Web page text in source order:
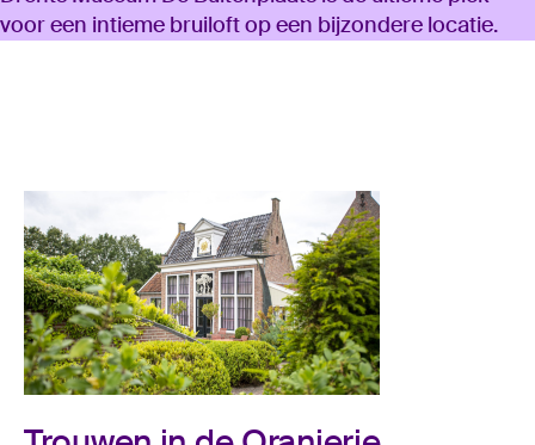
voor een intieme bruiloft op een bijzondere locatie.